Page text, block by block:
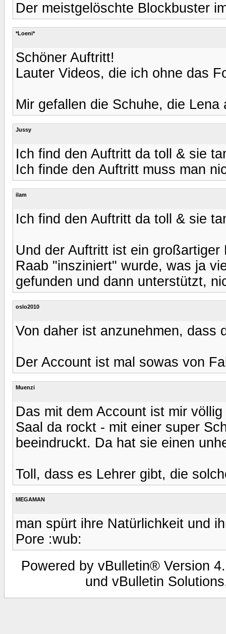
Der meistgelöschte Blockbuster
*Loeni*
Schöner Auftritt!
Lauter Videos, die ich ohne das
Mir gefallen die Schuhe, die Lena
Jussy
Ich find den Auftritt da toll & sie
Ich finde den Auftritt muss man
ilam
Ich find den Auftritt da toll & sie
Und der Auftritt ist ein
Raab "insziniert" wurde, was ja
gefunden und dann unterstützt,
oslo2010
Von daher ist anzunehmen, dass
Der Account ist mal sowas von
Muenzi
Das mit dem Account ist mir
Saal da rockt - mit einer super
beeindruckt. Da hat sie einen
Toll, dass es Lehrer gibt, die
MEGAMAN
man spürt ihre Natürlichkeit und
Pore :wub:
Powered by vBulletin® Version
und vBulletin